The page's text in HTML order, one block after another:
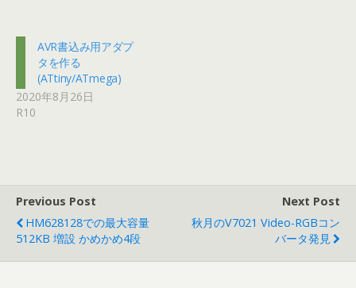
AVR書込み用アダプ
タを作る
(ATtiny/ATmega)
2020年8月26日
R10
Previous Post
HM628128での最大容量
512KB 増設 かめかめ4段
Next Post
秋月のV7021 Video-RGBコン
バータ発見